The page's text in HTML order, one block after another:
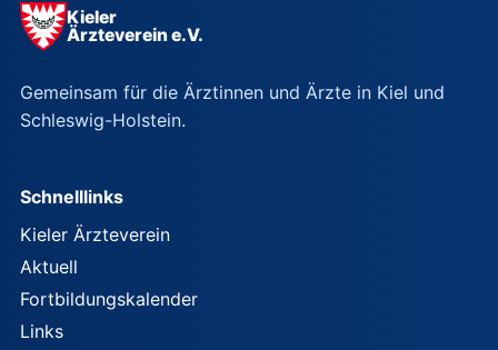
Kieler
Ärzteverein e.V.
Gemeinsam für die Ärztinnen und Ärzte in Kiel und
Schleswig-Holstein.
Schnelllinks
Kieler Ärzteverein
Aktuell
Fortbildungskalender
Links